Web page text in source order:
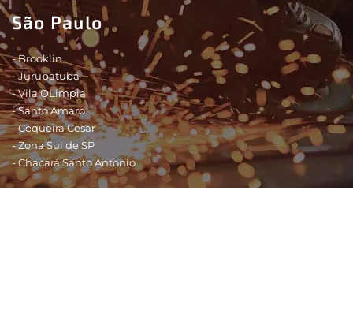
São Paulo
- Brooklin
- Jurubatuba
- Vila OLimpia
- Santo Amaro
- Cequeira Cesar
- Zona Sul de SP
- Chacará Santo Antonio